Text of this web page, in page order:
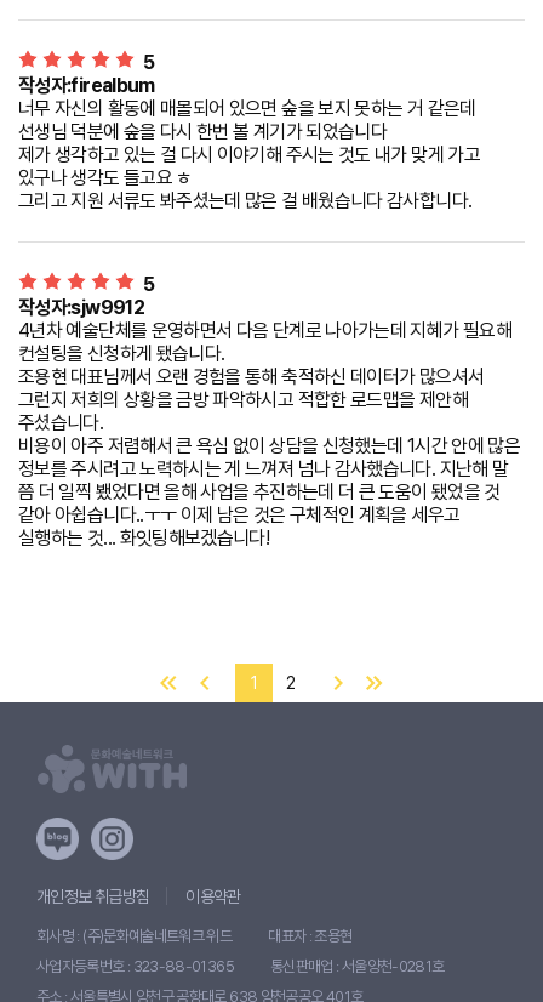
5
작성자:firealbum
너무 자신의 활동에 매몰되어 있으면 숲을 보지 못하는 거 같은데
선생님 덕분에 숲을 다시 한번 볼 계기가 되었습니다
제가 생각하고 있는 걸 다시 이야기해 주시는 것도 내가 맞게 가고
있구나 생각도 들고요 ㅎ
그리고 지원 서류도 봐주셨는데 많은 걸 배웠습니다 감사합니다.
5
작성자:sjw9912
4년차 예술단체를 운영하면서 다음 단계로 나아가는데 지혜가 필요해
컨설팅을 신청하게 됐습니다.
조용현 대표님께서 오랜 경험을 통해 축적하신 데이터가 많으셔서
그런지 저희의 상황을 금방 파악하시고 적합한 로드맵을 제안해
주셨습니다.
비용이 아주 저렴해서 큰 욕심 없이 상담을 신청했는데 1시간 안에 많은
정보를 주시려고 노력하시는 게 느껴져 넘나 감사했습니다. 지난해 말
쯤 더 일찍 뵀었다면 올해 사업을 추진하는데 더 큰 도움이 됐었을 것
같아 아쉽습니다..ㅜㅜ 이제 남은 것은 구체적인 계획을 세우고
실행하는 것... 화잇팅해보겠습니다!
1 2
개인정보 취급방침 이용약관
회사명 : (주)문화예술네트워크 위드
대표자 : 조용현
사업자등록번호 : 323-88-01365
통신판매업 : 서울양천-0281호
주소 : 서울특별시 양천구 공항대로 638 양천공공오 401호